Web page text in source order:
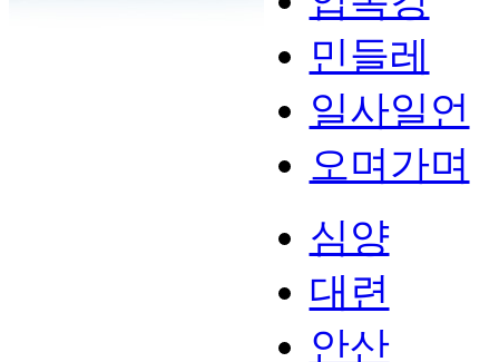
민들레
일사일언
오며가며
심양
대련
안산